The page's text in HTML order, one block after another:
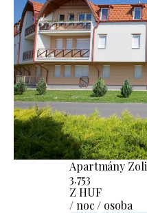
Apartmány Zoli
3.753
Z HUF
/ noc / osoba